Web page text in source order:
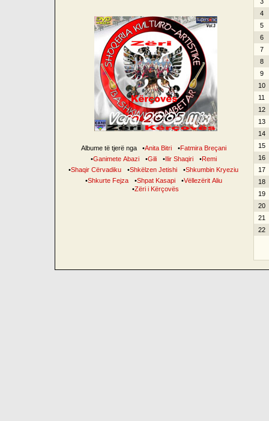
Albume të tjerë nga •Anita Bitri •Fatmira Breçani
•Ganimete Abazi •Gili •Ilir Shaqiri •Remi
•Shaqir Cërvadiku •Shkëlzen Jetishi •Shkumbin Kryeziu
•Shkurte Fejza •Shpat Kasapi •Vëllezërit Aliu
•Zëri i Kërçovës
4
5
6
7
8
9
10
11
12
13
14
15
16
17
18
19
20
21
22